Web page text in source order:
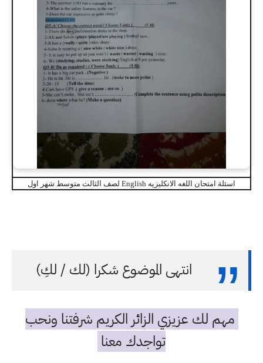
اسئلة امتحان اللغه الانكليزيه English لصف الثالث متوسط شهر اول
انتهى الموضوع شكرا (لك / لكِ)
مهم لك عزيزي الزائر الكريم شرفتنا ونحب
تواجدك معنا